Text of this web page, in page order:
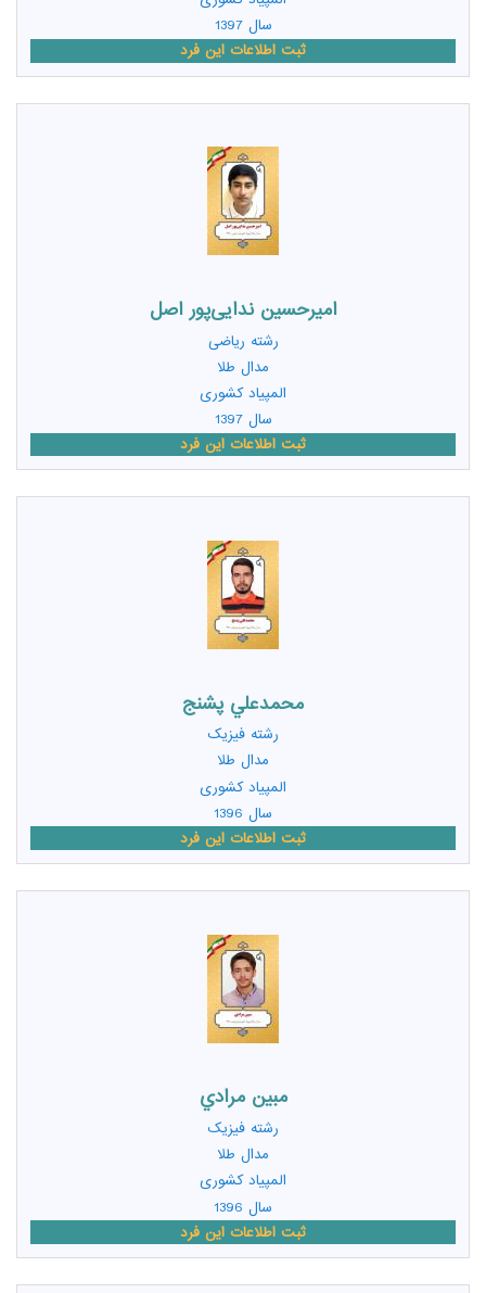
سال 1397
ثبت اطلاعات این فرد
امیرحسین ندایی‌پور اصل
رشته ریاضی
مدال طلا
المپیاد کشوری
سال 1397
ثبت اطلاعات این فرد
محمدعلي پشنج
رشته فیزیک
مدال طلا
المپیاد کشوری
سال 1396
ثبت اطلاعات این فرد
مبين مرادي
رشته فیزیک
مدال طلا
المپیاد کشوری
سال 1396
ثبت اطلاعات این فرد